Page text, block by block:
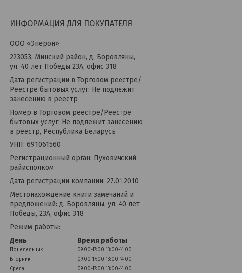
ИНФОРМАЦИЯ ДЛЯ ПОКУПАТЕЛЯ
OOO «Эперон»
223053, Минский район, д. Боровляны,
ул. 40 лет Победы 23А, офис 318
Дата регистрации в Торговом реестре/
Реестре бытовых услуг: Не подлежит
занесению в реестр
Номер в Торговом реестре/Реестре
бытовых услуг: Не подлежит занесению
в реестр, Республика Беларусь
УНП: 691061560
Регистрационный орган: Пуховичский
райисполком
Дата регистрации компании: 27.01.2010
Местонахождение книги замечаний и
предложений: д. Боровляны, ул. 40 лет
Победы, 23А, офис 318
Режим работы:
День
Время работы
Понедельник 09:00-17:00 13:00-14:00
Вторник
09:00-17:00 13:00-14:00
Среда
09:00-17:00 13:00-14:00